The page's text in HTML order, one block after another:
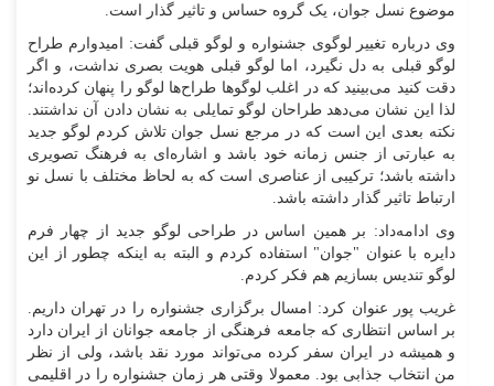
موضوع نسل جوان، یک گروه حساس و تاثیر گذار است.
وی درباره تغییر لوگوی جشنواره و لوگو قبلی گفت: امیدوارم طراح
لوگو قبلی به دل نگیرد، اما لوگو قبلی هویت بصری نداشت، و اگر
دقت کنید می‌بینید که در اغلب لوگو‌ها طراح‌ها لوگو را پنهان کرده‌اند؛
لذا این نشان می‌دهد طراحان لوگو تمایلی به نشان دادن آن نداشتند.
نکته بعدی این است که در مرجع نسل جوان تلاش کردم لوگو جدید
به عبارتی از جنس زمانه خود باشد و اشاره‌ای به فرهنگ تصویری
داشته باشد؛ ترکیبی از عناصری است که به لحاظ مختلف با نسل نو
ارتباط تاثیر گذار داشته باشد.
وی ادامه‌داد: بر همین اساس در طراحی لوگو جدید از چهار فرم
دایره با عنوان "جوان" استفاده کردم و البته به اینکه چطور از این
لوگو تندیس بسازیم هم فکر کردم.
غریب پور عنوان کرد: امسال برگزاری جشنواره را در تهران داریم.
بر اساس انتظاری که جامعه فرهنگی از جامعه جوانان از ایران دارد
و همیشه در ایران سفر کرده می‌تواند مورد نقد باشد، ولی از نظر
من انتخاب جذابی بود. معمولا وقتی هر زمان جشنواره را در اقلیمی